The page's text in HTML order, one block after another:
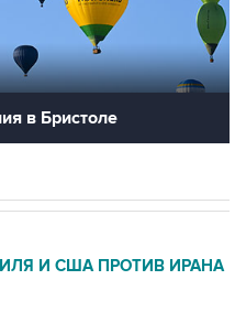
в Бристоле
И США ПРОТИВ ИРАНА